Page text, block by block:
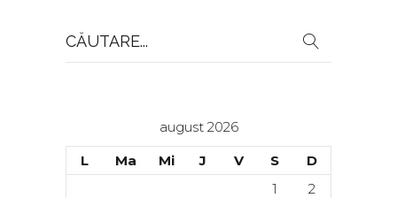
Search
for:
august 2026
L
Ma Mi J V S
D
1
2